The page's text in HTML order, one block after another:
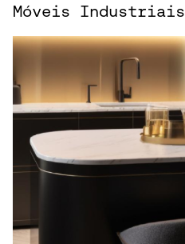
Móveis Industriais